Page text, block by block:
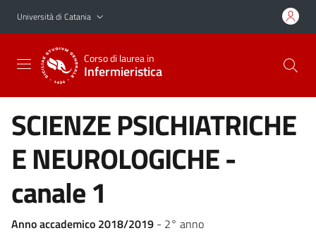
Vai al contenuto principale
Vai al menu di navigazione
Università di Catania
Corso di laurea in
Infermieristica
SCIENZE PSICHIATRICHE
E NEUROLOGICHE -
canale 1
Anno accademico 2018/2019 - 2° anno